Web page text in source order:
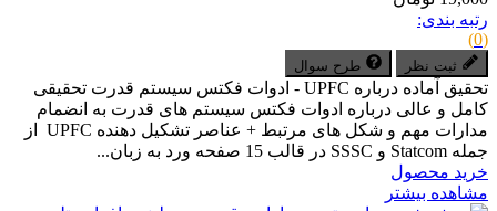
رتبه بندی:
(0)
ثبت نظر طرح سوال
تحقیق آماده درباره UPFC - ادوات فکتس سیستم قدرت تحقیقی
کامل و عالی درباره ادوات فکتس سیستم های قدرت به انضمام
مدارات مهم و شکل های مرتبط + عناصر تشکیل دهنده UPFC از
جمله Statcom و SSSC در قالب 15 صفحه ورد به زبان...
خرید محصول
مشاهده بیشتر